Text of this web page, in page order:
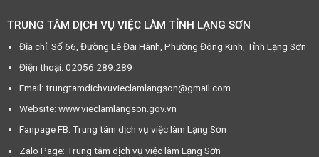
TRUNG TÂM DỊCH VỤ VIỆC LÀM TỈNH LẠNG SƠN
Địa chỉ: Số 66, Đường Lê Đại Hành, Phường Đông Kinh, Tỉnh Lạng Sơn
Điện thoại: 02056.289.289
Email: trungtamdichvuvieclamlangson@gmail.com
Website: www.vieclamlangson.gov.vn
Fanpage FB: Trung tâm dịch vụ việc làm Lạng Sơn
Zalo Page: Trung tâm dịch vụ việc làm Lạng Sơn